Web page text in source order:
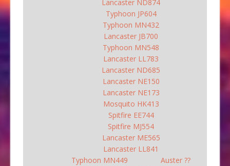
Lancaster ND874
Typhoon JP604
Typhoon MN432
Lancaster JB700
Typhoon MN548
Lancaster LL783
Lancaster ND685
Lancaster NE150
Lancaster NE173
Mosquito HK413
Spitfire EE744
Spitfire MJ554
Lancaster ME565
Lancaster LL841
Typhoon MN449
Auster ??